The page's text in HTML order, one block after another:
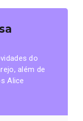
do
além de
Alice